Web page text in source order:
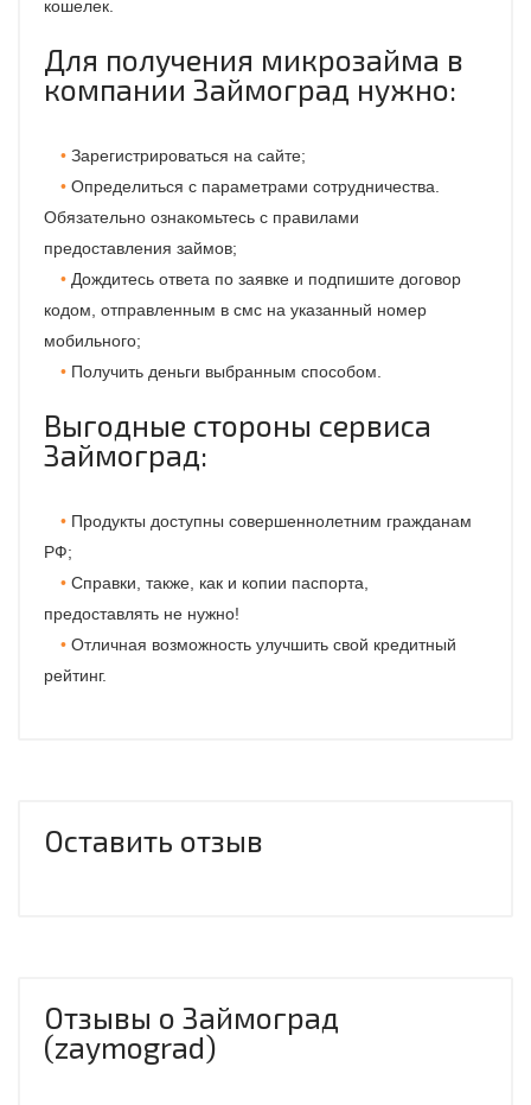
кошелек.
Для получения микрозайма в
компании Займоград нужно:
Зарегистрироваться на сайте;
Определиться с параметрами сотрудничества.
Обязательно ознакомьтесь с правилами
предоставления займов;
Дождитесь ответа по заявке и подпишите договор
кодом, отправленным в смс на указанный номер
мобильного;
Получить деньги выбранным способом.
Выгодные стороны сервиса
Займоград:
Продукты доступны совершеннолетним гражданам
РФ;
Справки, также, как и копии паспорта,
предоставлять не нужно!
Отличная возможность улучшить свой кредитный
рейтинг.
Оставить отзыв
Отзывы о Займоград
(zaymograd)